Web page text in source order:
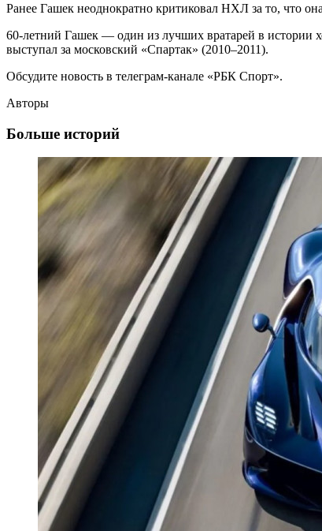
Ранее Гашек неоднократно критиковал НХЛ за то, что
60-летний Гашек — один из лучших вратарей в истории
выступал за московский «Спартак» (2010–2011).
Обсудите новость в телеграм-канале «РБК Спорт».
Авторы
Больше историй